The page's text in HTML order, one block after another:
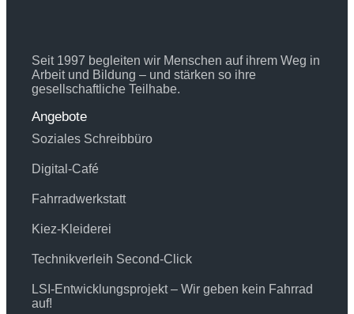
Seit 1997 begleiten wir Menschen auf ihrem Weg in
Arbeit und Bildung – und stärken so ihre
gesellschaftliche Teilhabe.
Angebote
Soziales Schreibbüro
Digital-Café
Fahrradwerkstatt
Kiez-Kleiderei
Technikverleih Second-Click
LSI-Entwicklungsprojekt – Wir geben kein Fahrrad
auf!